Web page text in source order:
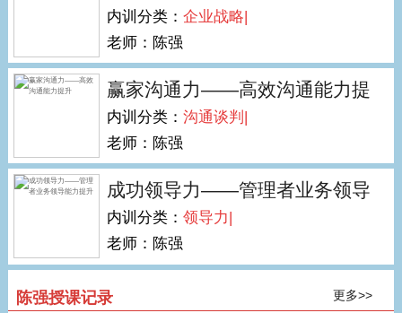
执行
内训分类：企业战略|
老师：陈强
赢家沟通力——高效沟通能力提
升
内训分类：沟通谈判|
老师：陈强
成功领导力——管理者业务领导
能力提升
内训分类：领导力|
老师：陈强
陈强授课记录 更多>>